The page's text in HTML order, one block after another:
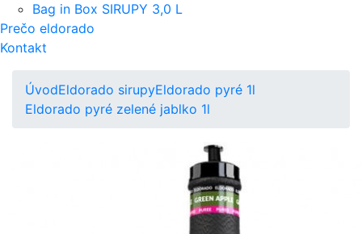
Bag in Box SIRUPY 3,0 L
Prečo eldorado
Kontakt
ÚvodEldorado sirupyEldorado pyré 1l
Eldorado pyré zelené jablko 1l